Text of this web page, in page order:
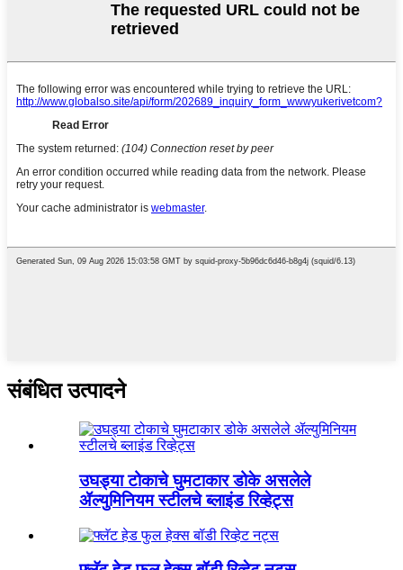
संबंधित उत्पादने
उघड्या टोकाचे घुमटाकार डोके असलेले
ॲल्युमिनियम स्टीलचे ब्लाइंड रिव्हेट्स